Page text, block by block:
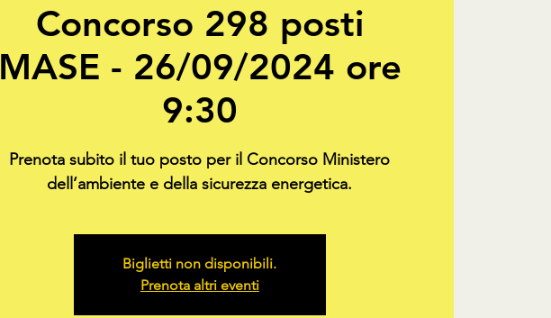
Concorso 298 posti
MASE - 26/09/2024 ore
9:30
Prenota subito il tuo posto per il Concorso Ministero
dell’ambiente e della sicurezza energetica.
Biglietti non disponibili.
Prenota altri eventi